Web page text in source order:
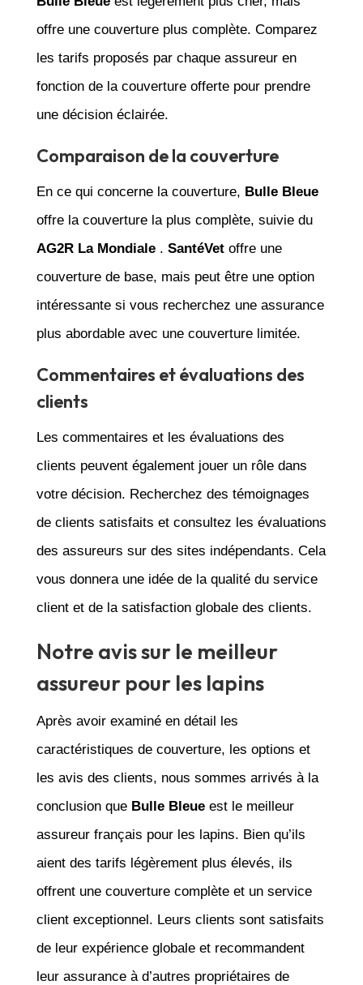
offre une couverture plus complète. Comparez
les tarifs proposés par chaque assureur en
fonction de la couverture offerte pour prendre
une décision éclairée.
Comparaison de la couverture
En ce qui concerne la couverture, Bulle Bleue
offre la couverture la plus complète, suivie du
AG2R La Mondiale. SantéVetoffre une
couverture de base, mais peut être une option
intéressante si vous recherchez une assurance
plus abordable avec une couverture limitée.
Commentaires et évaluations des
clients
Les commentaires et les évaluations des
clients peuvent également jouer un rôle dans
votre décision. Recherchez des témoignages
de clients satisfaits et consultez les évaluations
des assureurs sur des sites indépendants. Cela
vous donnera une idée de la qualité du service
client et de la satisfaction globale des clients.
Notre avis sur le meilleur
assureur pour les lapins
Après avoir examiné en détail les
caractéristiques de couverture, les options et
les avis des clients, nous sommes arrivés à la
conclusion que Bulle Bleueest le meilleur
assureur français pour les lapins. Bien qu’ils
aient des tarifs légèrement plus élevés, ils
offrent une couverture complète et un service
client exceptionnel. Leurs clients sont satisfaits
de leur expérience globale et recommandent
leur assurance à d’autres propriétaires de